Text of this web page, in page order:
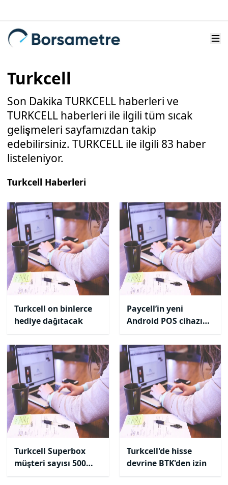
Turkcell
Son Dakika TURKCELL haberleri ve
TURKCELL haberleri ile ilgili tüm sıcak
gelişmeleri sayfamızdan takip
edebilirsiniz. TURKCELL ile ilgili 83 haber
listeleniyor.
Turkcell Haberleri
Turkcell on binlerce
hediye dağıtacak
Paycell’in yeni
Android POS cihazı
ile maliyetler
düşüyor, verimlilik
artıyor
Turkcell Superbox
müşteri sayısı 500
bini aştı
Turkcell'de hisse
devrine BTK'den izin